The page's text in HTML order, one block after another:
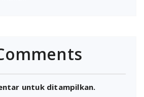
untuk ditampilkan.